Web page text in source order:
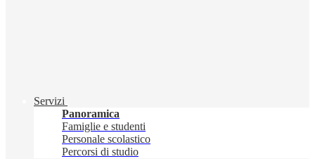
Servizi
Panoramica
Famiglie e studenti
Personale scolastico
Percorsi di studio